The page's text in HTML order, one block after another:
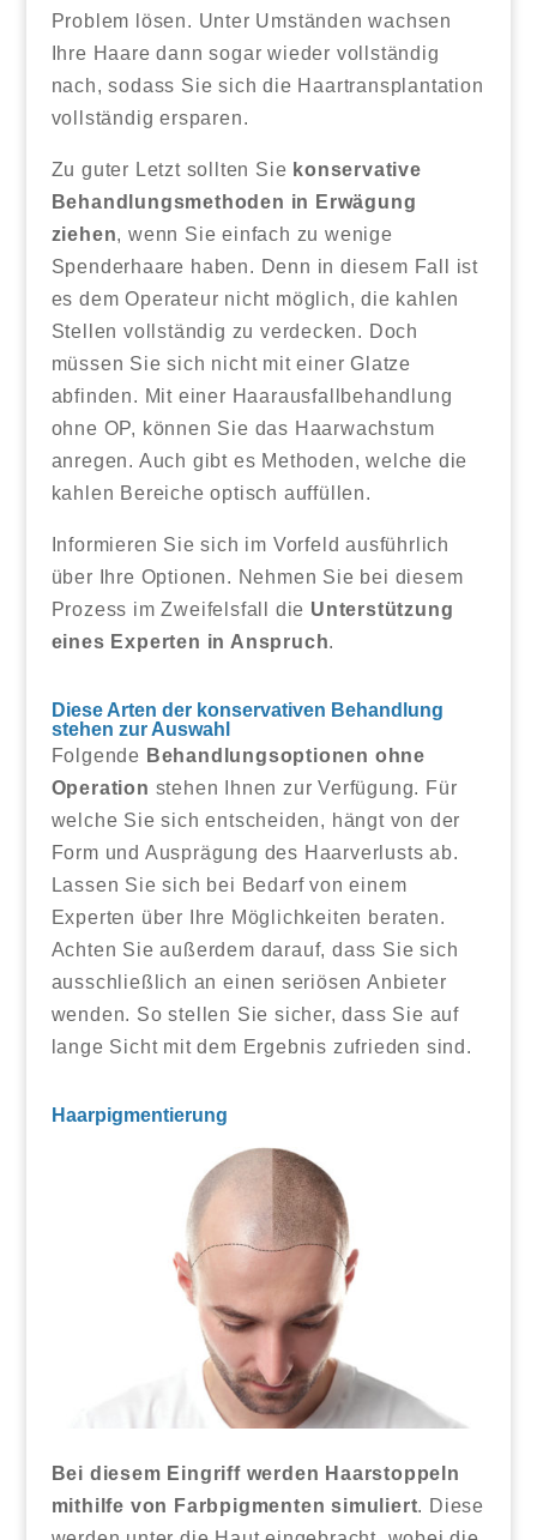
Problem lösen. Unter Umständen wachsen
Ihre Haare dann sogar wieder vollständig
nach, sodass Sie sich die Haartransplantation
vollständig ersparen.
Zu guter Letzt sollten Sie konservative
Behandlungsmethoden in Erwägung
ziehen, wenn Sie einfach zu wenige
Spenderhaare haben. Denn in diesem Fall ist
es dem Operateur nicht möglich, die kahlen
Stellen vollständig zu verdecken. Doch
müssen Sie sich nicht mit einer Glatze
abfinden. Mit einer Haarausfallbehandlung
ohne OP, können Sie das Haarwachstum
anregen. Auch gibt es Methoden, welche die
kahlen Bereiche optisch auffüllen.
Informieren Sie sich im Vorfeld ausführlich
über Ihre Optionen. Nehmen Sie bei diesem
Prozess im Zweifelsfall die Unterstützung
eines Experten in Anspruch.
Diese Arten der konservativen Behandlung
stehen zur Auswahl
Folgende Behandlungsoptionen ohne
Operation stehen Ihnen zur Verfügung. Für
welche Sie sich entscheiden, hängt von der
Form und Ausprägung des Haarverlusts ab.
Lassen Sie sich bei Bedarf von einem
Experten über Ihre Möglichkeiten beraten.
Achten Sie außerdem darauf, dass Sie sich
ausschließlich an einen seriösen Anbieter
wenden. So stellen Sie sicher, dass Sie auf
lange Sicht mit dem Ergebnis zufrieden sind.
Haarpigmentierung
Bei diesem Eingriff werden Haarstoppeln
mithilfe von Farbpigmenten simuliert. Diese